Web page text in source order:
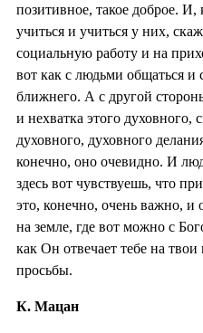
позитивное, такое доброе.
учиться и учиться у них,
социальную работу и на
вот как с людьми общаться и
ближнего. А с другой
и нехватка этого
духовного, духовного
конечно, оно очевидно. И
здесь вот чувствуешь, что
это, конечно, очень важно, и
на земле, где вот можно с
как Он отвечает тебе на
просьбы.
К. Мацан